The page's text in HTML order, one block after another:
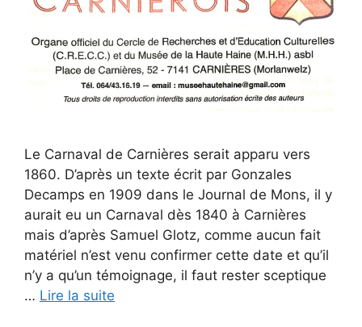
Le Carnaval de Carnières serait apparu vers
1860. D’après un texte écrit par Gonzales
Decamps en 1909 dans le Journal de Mons, il y
aurait eu un Carnaval dès 1840 à Carnières
mais d’après Samuel Glotz, comme aucun fait
matériel n’est venu confirmer cette date et qu’il
n’y a qu’un témoignage, il faut rester sceptique
… Lire la suite